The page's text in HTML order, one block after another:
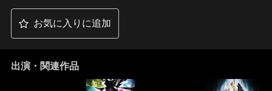
お気に入りに追加
出演・関連作品